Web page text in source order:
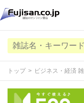
トップ ビジネス・経済